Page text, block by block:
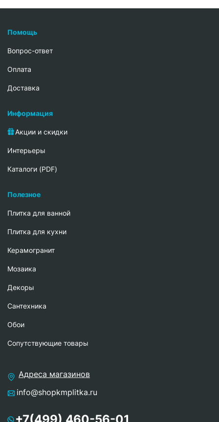
Помощь
Вопрос-ответ
Oплата
Доставка
Информация
Акции и скидки
Интерьеры
Каталоги (PDF)
Полезное
Плитка для ванной
Плитка для кухни
Керамогранит
Мозаика
Декоры
Сантехника
Обои
Сопутствующие товары
Адреса магазинов
info@shopkmplitka.ru